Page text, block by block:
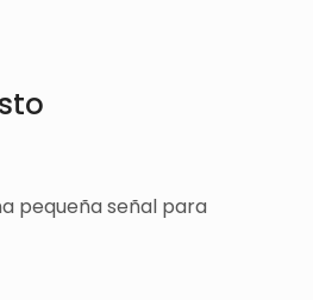
pequeña señal para